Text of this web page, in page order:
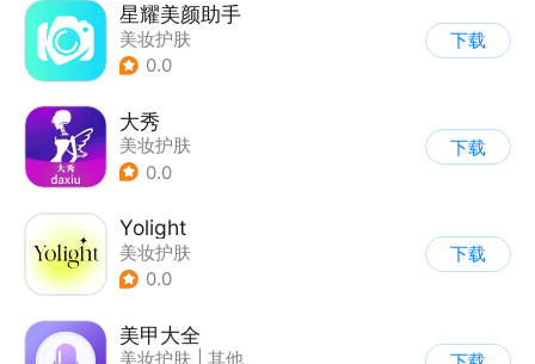
星耀美颜助手
美妆护肤
0.0
下载
大秀
美妆护肤
0.0
下载
Yolight
美妆护肤
0.0
下载
美甲大全